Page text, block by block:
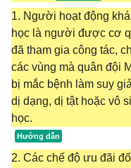
1. Người hoạt động
học là người được cơ
đã tham gia công tác,
các vùng mà quân đội
bị mắc bệnh làm suy
dị dạng, dị tật hoặc vô
học.
2. Các chế độ ưu đãi